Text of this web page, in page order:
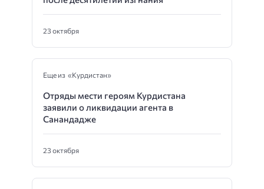
23 октября
Еще из «Курдистан»
Отряды мести героям Курдистана
заявили о ликвидации агента в
Санандадже
23 октября